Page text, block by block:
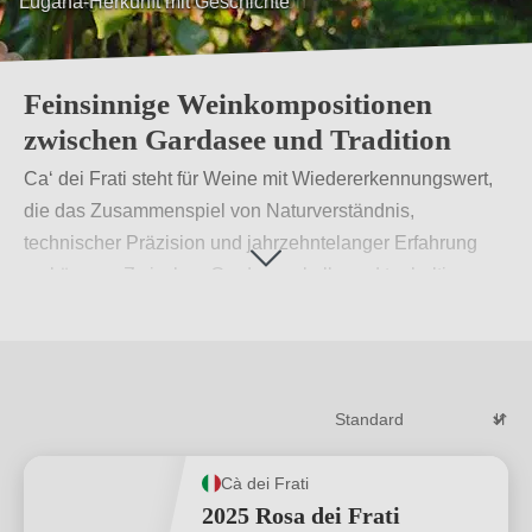
Feinsinnige Weinkompositionen
zwischen Gardasee und Tradition
Ca‘ dei Frati steht für Weine mit Wiedererkennungswert,
die das Zusammenspiel von Naturverständnis,
technischer Präzision und jahrzehntelanger Erfahrung
verkörpern. Zwischen Gardasee, kalk- und tonhaltigen
Cà dei Frati
2025 Rosa dei Frati